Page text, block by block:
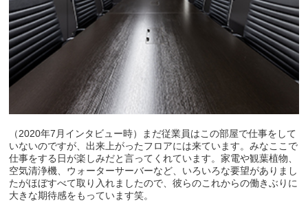
（2020年7月インタビュー時）まだ従業員はこの部屋で仕事をして
いないのですが、出来上がったフロアには来ています。みなここで
仕事をする日が楽しみだと言ってくれています。家電や観葉植物、
空気清浄機、ウォーターサーバーなど、いろいろな要望がありまし
たがほぼすべて取り入れましたので、彼らのこれからの働きぶりに
大きな期待感をもっています笑。